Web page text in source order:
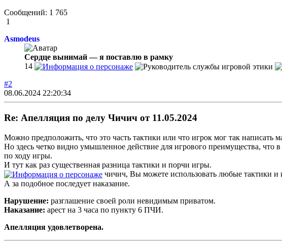
Сообщений: 1 765
1
Asmodeus
Сердце вынимай — я поставлю в рамку
14
#2
08.06.2024 22:20:34
Re: Апелляция по делу Чичич от 11.05.2024
Можно предположить, что это часть тактики или что игрок мог так написать
Но здесь четко видно умышленное действие для игрового преимущества,
по ходу игры.
И тут как раз существенная разница тактики и порчи игры.
чичич, Вы можете использовать любые тактики и
А за подобное последует наказание.
Нарушение: разглашение своей роли невидимым приватом.
Наказание: арест на 3 часа по пункту 6 ПЧИ.
Апелляция удовлетворена.